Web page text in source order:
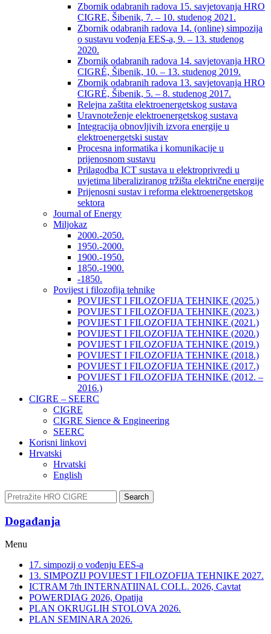
Zbornik odabranih radova 15. savjetovanja HRO
CIGRE, Šibenik, 7. – 10. studenog 2021.
Zbornik odabranih radova 14. (online) simpozija
o sustavu vođenja EES-a, 9. – 13. studenog
2020.
Zbornik odabranih radova 14. savjetovanja HRO
CIGRÉ, Šibenik, 10. – 13. studenog 2019.
Zbornik odabranih radova 13. savjetovanja HRO
CIGRÉ, Šibenik, 5. – 8. studenog 2017.
Relejna zaštita elektroenergetskog sustava
Uravnoteženje elektroenergetskog sustava
Integracija obnovljivih izvora energije u
elektroenergetski sustav
Procesna informatika i komunikacije u
prijenosnom sustavu
Prilagodba ICT sustava u elektroprivredi u
uvjetima liberaliziranog tržišta električne energije
Prijenosni sustav i reforma elektroenergetskog
sektora
Journal of Energy
Miljokaz
2000.-2050.
1950.-2000.
1900.-1950.
1850.-1900.
-1850.
Povijest i filozofija tehnike
POVIJEST I FILOZOFIJA TEHNIKE (2025.)
POVIJEST I FILOZOFIJA TEHNIKE (2023.)
POVIJEST I FILOZOFIJA TEHNIKE (2021.)
POVIJEST I FILOZOFIJA TEHNIKE (2020.)
POVIJEST I FILOZOFIJA TEHNIKE (2019.)
POVIJEST I FILOZOFIJA TEHNIKE (2018.)
POVIJEST I FILOZOFIJA TEHNIKE (2017.)
POVIJEST I FILOZOFIJA TEHNIKE (2012. –
2016.)
CIGRE – SEERC
CIGRE
CIGRE Sience & Engineering
SEERC
Korisni linkovi
Hrvatski
Hrvatski
English
Search
Događanja​
Menu
17. simpozij o vođenju EES-a
13. SIMPOZIJ POVIJEST I FILOZOFIJA TEHNIKE 2027.
ICTRAM 7th INTERNATIINAL COLL. 2026, Cavtat
POWERDIAG 2026, Opatija
PLAN OKRUGLIH STOLOVA 2026.
PLAN SEMINARA 2026.